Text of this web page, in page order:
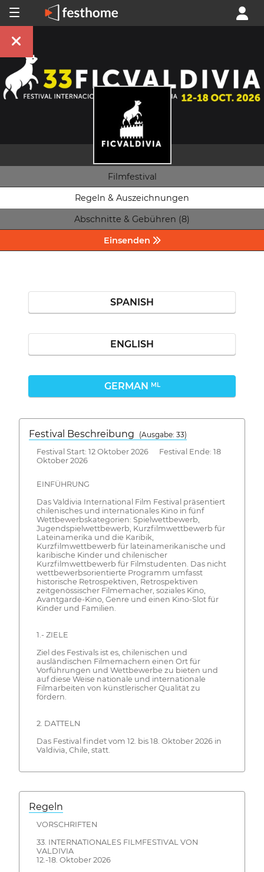
Filmfestival
Regeln & Auszeichnungen
Abschnitte & Gebühren (8)
Einsenden
SPANISH
ENGLISH
GERMAN ML
Festival Beschreibung
(Ausgabe: 33)
Festival Start: 12 Oktober 2026 Festival Ende: 18
Oktober 2026
EINFÜHRUNG
Das Valdivia International Film Festival präsentiert
chilenisches und internationales Kino in fünf
Wettbewerbskategorien: Spielwettbewerb,
Jugendspielwettbewerb, Kurzfilmwettbewerb für
Lateinamerika und die Karibik,
Kurzfilmwettbewerb für lateinamerikanische und
karibische Kinder und chilenischer
Kurzfilmwettbewerb für Filmstudenten. Das nicht
wettbewerbsorientierte Programm umfasst
historische Retrospektiven, Retrospektiven
zeitgenössischer Filmemacher, soziales Kino,
Avantgarde-Kino, Genre und einen Kino-Slot für
Kinder und Familien.
1.- ZIELE
Ziel des Festivals ist es, chilenischen und
ausländischen Filmemachern einen Ort für
Vorführungen und Wettbewerbe zu bieten und
auf diese Weise nationale und internationale
Filmarbeiten von künstlerischer Qualität zu
fördern.
2. DATTELN
Das Festival findet vom 12. bis 18. Oktober 2026 in
Valdivia, Chile, statt.
Regeln
VORSCHRIFTEN
33. INTERNATIONALES FILMFESTIVAL VON
VALDIVIA
12.-18. Oktober 2026